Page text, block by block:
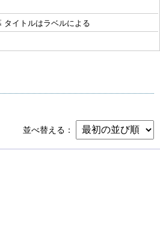
タイトルはラベルによる
並べ替える